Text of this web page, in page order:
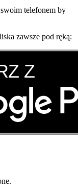
telefonem by
zawsze pod ręką: